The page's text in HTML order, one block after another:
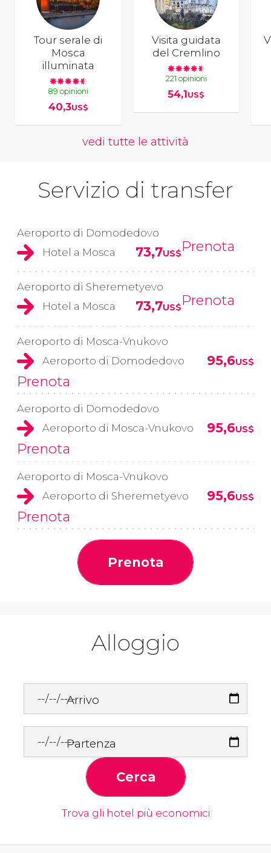
Tour serale di
Mosca
illuminata
89 opinioni
40,3US$
Visita guidata
del Cremlino
221 opinioni
54,1US$
vedi tutte le attività
Servizio di transfer
Aeroporto di Domodedovo
Hotel a Mosca
73,7US$Prenota
Aeroporto di Sheremetyevo
Hotel a Mosca
73,7US$Prenota
Aeroporto di Mosca-Vnukovo
Aeroporto di Domodedovo
95,6US$
Prenota
Aeroporto di Domodedovo
Aeroporto di Mosca-Vnukovo
95,6US$
Prenota
Aeroporto di Mosca-Vnukovo
Aeroporto di Sheremetyevo
95,6US$
Prenota
Prenota
Alloggio
Arrivo
Partenza
Cerca
Trova gli hotel più economici